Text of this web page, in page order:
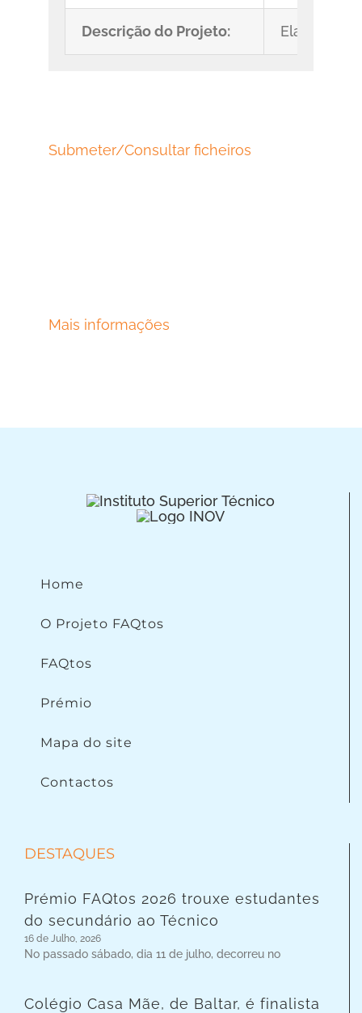
Descrição do Projeto:
Submeter/Consultar ficheiros
Mais informações
Home
O Projeto FAQtos
FAQtos
Prémio
Mapa do site
Contactos
DESTAQUES
Prémio FAQtos 2026 trouxe estudantes
do secundário ao Técnico
16 de Julho, 2026
No passado sábado, dia 11 de julho, decorreu no
Colégio Casa Mãe, de Baltar, é finalista